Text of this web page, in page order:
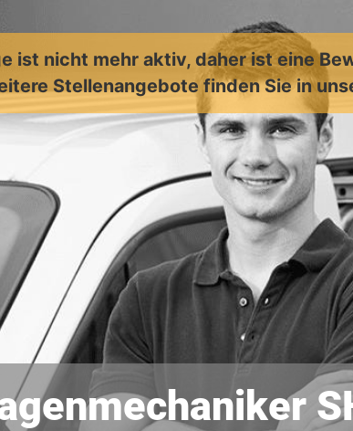
ist nicht mehr aktiv, daher ist eine
Stellenangebote finden Sie in